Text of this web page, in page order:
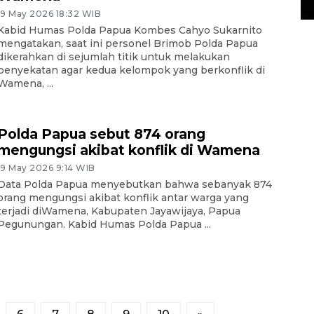
May 2026 18:32 WIB
Humas Polda Papua Kombes Cahyo Sukarnito
saat ini personel Brimob Polda Papua
di sejumlah titik untuk melakukan
agar kedua kelompok yang berkonflik di
...
Papua sebut 874 orang
akibat konflik di Wamena
May 2026 9:14 WIB
Polda Papua menyebutkan bahwa sebanyak 874
mengungsi akibat konflik antar warga yang
diWamena, Kabupaten Jayawijaya, Papua
Kabid Humas Polda Papua ...